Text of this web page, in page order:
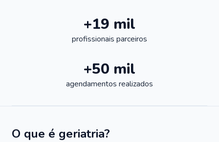
+19 mil
profissionais parceiros
+50 mil
agendamentos realizados
O que é geriatria?